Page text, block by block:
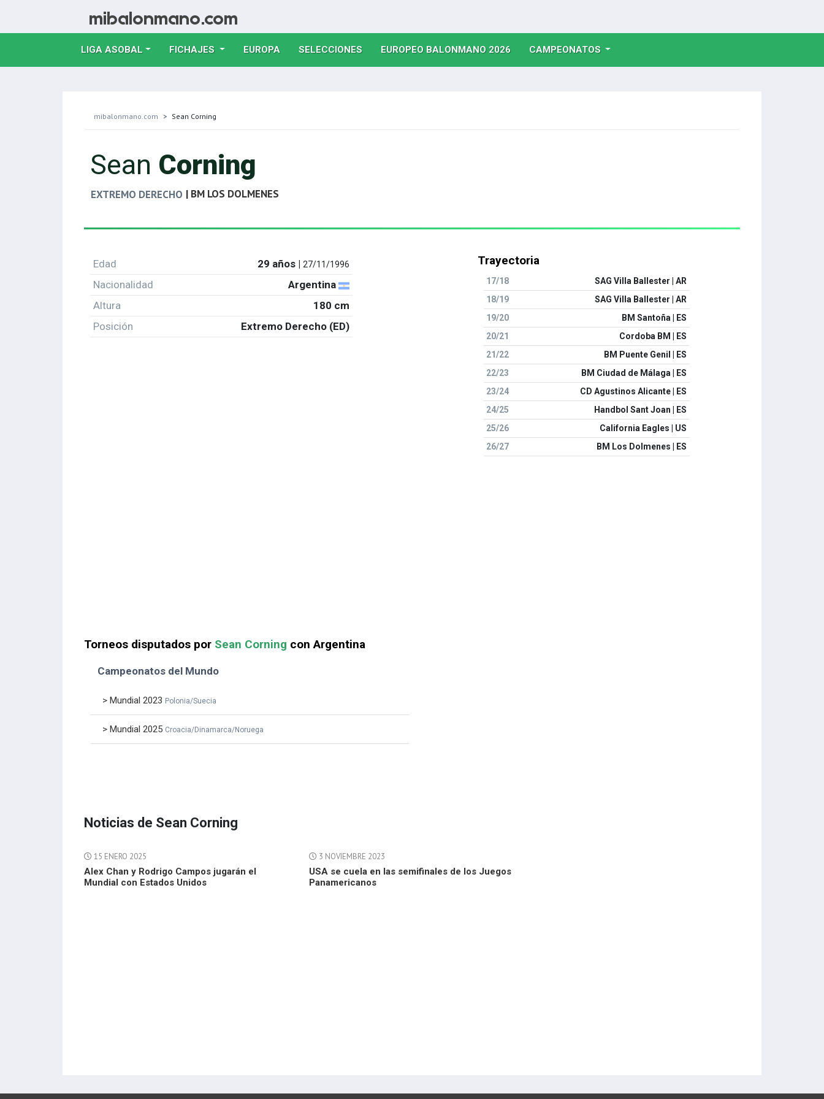
LIGA ASOBAL FICHAJES EUROPA(CURRENT)
SELECCIONES(CURRENT)
EUROPEO BALONMANO 2026(CURRENT)
CAMPEONATOS
mibalonmano.com Sean Corning
Sean Corning
EXTREMO DERECHO | BM LOS DOLMENES
Edad 29 años |27/11/1996
Nacionalidad
Argentina
Altura
180 cm
Posición
Extremo Derecho (ED)
Trayectoria
17/18
SAG Villa Ballester | AR
18/19
SAG Villa Ballester | AR
19/20
BM Santoña | ES
20/21
Cordoba BM | ES
21/22
BM Puente Genil | ES
22/23
BM Ciudad de Málaga | ES
23/24
CD Agustinos Alicante | ES
24/25
Handbol Sant Joan | ES
25/26
California Eagles | US
26/27
BM Los Dolmenes | ES
Torneos disputados por Sean Corning con Argentina
Campeonatos del Mundo
> Mundial 2023 Polonia/Suecia
> Mundial 2025 Croacia/Dinamarca/Noruega
Noticias de Sean Corning
15 ENERO 2025
Alex Chan y Rodrigo Campos jugarán el
Mundial con Estados Unidos
3 NOVIEMBRE 2023
USA se cuela en las semifinales de los Juegos
Panamericanos